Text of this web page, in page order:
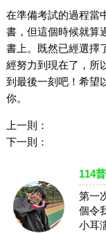
在準備考試的過程當
書，但這個時候就算
書上。既然已經選擇
經努力到現在了，所
到最後一刻吧！希望
你。
上一則：
下一則：
114
第一
個令
小耳